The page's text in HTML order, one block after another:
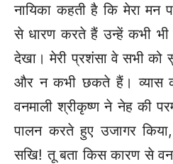
नायिका कहती है कि मेरा मन
से धारण करते हैं उन्हें कभी भी
देखा। मेरी प्रशंसा वे सभी को
और न कभी छकते हैं। व्यास
वनमाली श्रीकृष्ण ने नेह की
पालन करते हुए उजागर
सखि! तू बता किस कारण से